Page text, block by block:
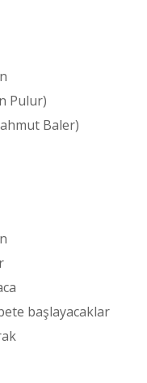
Pulur)
Baler)
başlayacaklar